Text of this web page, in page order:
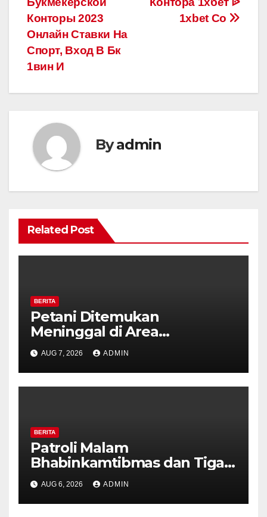
1xbet Co
Конторы 2023
Онлайн Ставки На
Спорт, Вход В Бк
1вин И
Byadmin
Related Post
BERITA
Petani Ditemukan
Meninggal di Area
Persawahan Kalibeji, Polisi
Pastikan Tidak Ada Tanda
Kekerasan
AUG 7, 2026 ADMIN
BERITA
Patroli Malam
Bhabinkamtibmas dan Tiga
Pilar Kelurahan Ungaran
Perkuat Kamtibmas, Warga
Diajak Aktifkan Ronda
AUG 6, 2026 ADMIN